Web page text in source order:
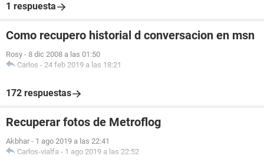
1 respuesta
Como recupero historial d conversacion en msn
Rosy - 8 dic 2008 a las 01:50
Carlos - 24 feb 2019 a las 18:21
172 respuestas
Recuperar fotos de Metroflog
Akbhar - 1 ago 2019 a las 22:41
Carlos-vialfa - 1 ago 2019 a las 22:52